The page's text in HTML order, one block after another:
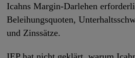
Icahns Margin-Darlehen
Beleihungsquoten,
und Zinssätze.